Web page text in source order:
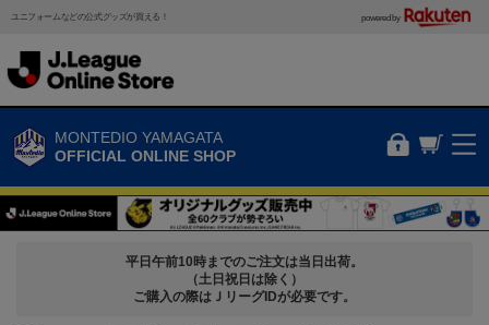
ユニフォームなどの公式グッズが買える！ powered by
MONTEDIO YAMAGATA
OFFICIAL ONLINE SHOP
平日午前10時までのご注文は当日出荷。
（土日祝日は除く）
ご購入の際はＪリーグIDが必要です。